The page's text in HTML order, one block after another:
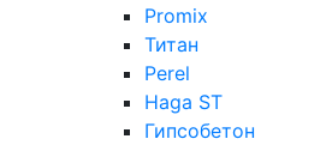
Promix
Титан
Perel
Haga ST
Гипсобетон